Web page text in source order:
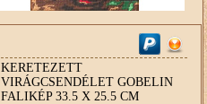
KERETEZETT
VIRÁGCSENDÉLET GOBELIN
FALIKÉP 33.5 X 25.5 CM